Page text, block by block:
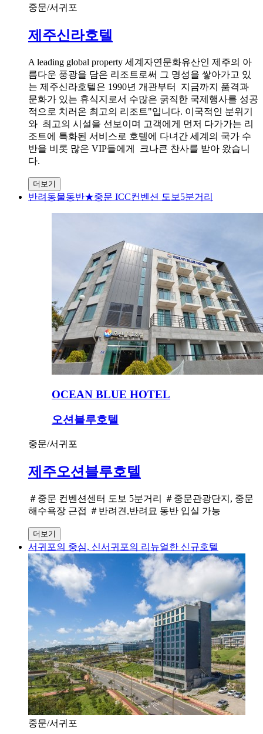
중문/서귀포
제주신라호텔
A leading global property 세계자연문화유산인 제주의 아
름다운 풍광을 담은 리조트로써 그 명성을 쌓아가고 있
는 제주신라호텔은 1990년 개관부터 지금까지 품격과
문화가 있는 휴식지로서 수많은 굵직한 국제행사를 성공
적으로 치러온 최고의 리조트"입니다. 이국적인 분위기
와 최고의 시설을 선보이며 고객에게 먼저 다가가는 리
조트에 특화된 서비스로 호텔에 다녀간 세계의 국가 수
반을 비롯 많은 VIP들에게 크나큰 찬사를 받아 왔습니
다.
더보기
반려동물동반★중문 ICC컨벤션 도보5분거리
OCEAN BLUE HOTEL
오션블루호텔
중문/서귀포
제주오션블루호텔
＃중문 컨벤션센터 도보 5분거리 ＃중문관광단지, 중문
해수욕장 근접 ＃반려견,반려묘 동반 입실 가능
더보기
서귀포의 중심, 신서귀포의 리뉴얼한 신규호텔
중문/서귀포